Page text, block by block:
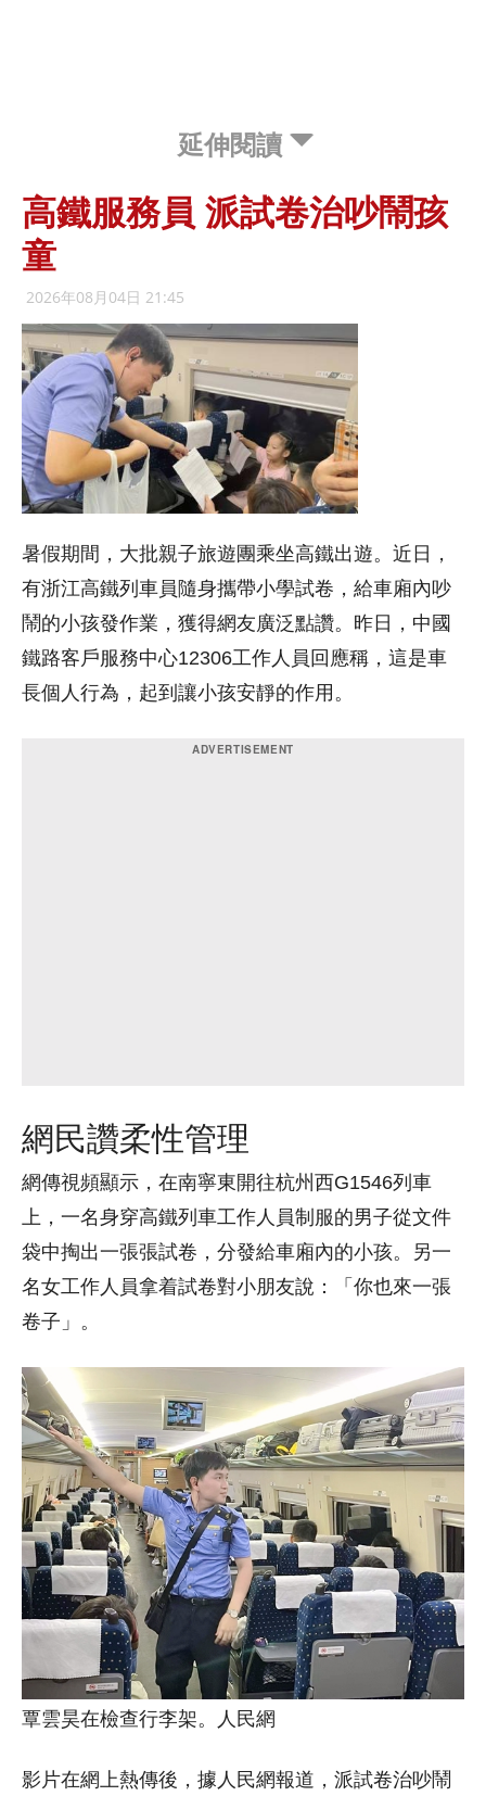
延伸閱讀
高鐵服務員 派試卷治吵鬧孩
童
2026年08月04日 21:45
暑假期間，大批親子旅遊團乘坐高鐵出遊。近日，
有浙江高鐵列車員隨身攜帶小學試卷，給車廂內吵
鬧的小孩發作業，獲得網友廣泛點讚。昨日，中國
鐵路客戶服務中心12306工作人員回應稱，這是車
長個人行為，起到讓小孩安靜的作用。
網民讚柔性管理
網傳視頻顯示，在南寧東開往杭州西G1546列車
上，一名身穿高鐵列車工作人員制服的男子從文件
袋中掏出一張張試卷，分發給車廂內的小孩。另一
名女工作人員拿着試卷對小朋友說：「你也來一張
卷子」。
覃雲昊在檢查行李架。人民網
影片在網上熱傳後，據人民網報道，派試卷治吵鬧